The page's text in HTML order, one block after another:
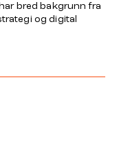
bred bakgrunn fra
og digital